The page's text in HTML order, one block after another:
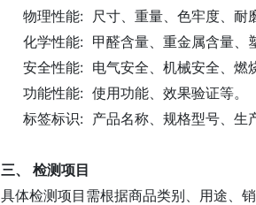
物理性能: 尺寸、重量、色牢度、耐磨
化学性能: 甲醛含量、重金属含量、
安全性能: 电气安全、机械安全、燃
功能性能: 使用功能、效果验证等。
标签标识: 产品名称、规格型号、生
三、 检测项目
具体检测项目需根据商品类别、用途、